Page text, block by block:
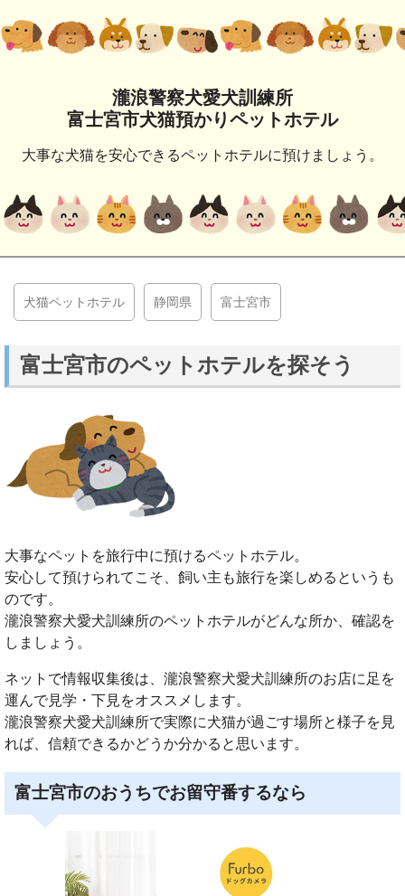
瀧浪警察犬愛犬訓練所
富士宮市犬猫預かりペットホテル
大事な犬猫を安心できるペットホテルに預けましょう。
犬猫ペットホテル 静岡県 富士宮市
富士宮市のペットホテルを探そう
大事なペットを旅行中に預けるペットホテル。
安心して預けられてこそ、飼い主も旅行を楽しめるというも
のです。
瀧浪警察犬愛犬訓練所のペットホテルがどんな所か、確認を
しましょう。
ネットで情報収集後は、瀧浪警察犬愛犬訓練所のお店に足を
運んで見学・下見をオススメします。
瀧浪警察犬愛犬訓練所で実際に犬猫が過ごす場所と様子を見
れば、信頼できるかどうか分かると思います。
富士宮市のおうちでお留守番するなら